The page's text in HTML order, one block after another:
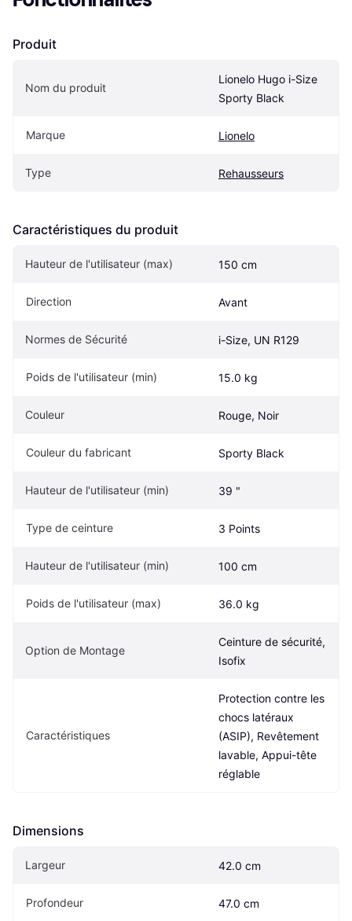
Produit
Nom du produit
Lionelo Hugo i-Size
Sporty Black
Marque Lionelo
Type Rehausseurs
Caractéristiques du produit
Hauteur de l'utilisateur (max) 150 cm
Direction Avant
Normes de Sécurité i-Size, UN R129
Poids de l'utilisateur (min) 15.0 kg
Couleur Rouge, Noir
Couleur du fabricant Sporty Black
Hauteur de l'utilisateur (min) 39 "
Type de ceinture 3 Points
Hauteur de l'utilisateur (min) 100 cm
Poids de l'utilisateur (max) 36.0 kg
Option de Montage
Ceinture de sécurité,
Isofix
Caractéristiques
Protection contre les
chocs latéraux
(ASIP), Revêtement
lavable, Appui-tête
réglable
Dimensions
Largeur 42.0 cm
Profondeur 47.0 cm